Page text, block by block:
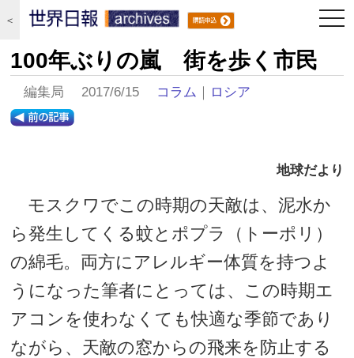
＜
100年ぶりの嵐 街を歩く市民
編集局 2017/6/15 コラム ｜ ロシア
地球だより
モスクワでこの時期の天敵は、泥水か
ら発生してくる蚊とポプラ（トーポリ）
の綿毛。両方にアレルギー体質を持つよ
うになった筆者にとっては、この時期エ
アコンを使わなくても快適な季節であり
ながら、天敵の窓からの飛来を防止する